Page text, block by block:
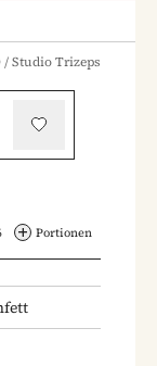
/ Studio Trizeps
Portionen